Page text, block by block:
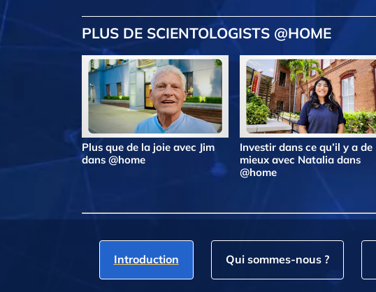
PLUS DE SCIENTOLOGISTS @HOME
Plus que de la joie avec Jim
dans @home
Investir dans ce qu’il y a de
mieux avec Natalia dans
@home
Introduction Qui sommes‑nous ?